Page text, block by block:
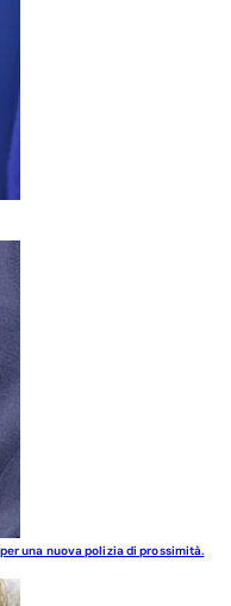
una nuova polizia di prossimità.